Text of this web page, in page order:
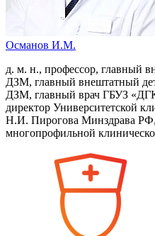
Османов И.М.
д. м. н., профессор, главный
ДЗМ, главный внештатный
ДЗМ, главный врач ГБУЗ
директор Университетской
Н.И. Пирогова Минздрава
многопрофильной